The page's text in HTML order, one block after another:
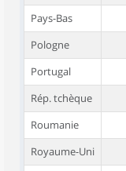
Pays-Bas
Pologne
Portugal
Rép. tchèque
Roumanie
Royaume-Uni